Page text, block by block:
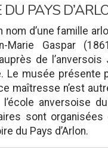
DU PAYS
nom d’une famille
Gaspar
de
Le musée présente
maîtresse n’est
anversoise
sont
du Pays d’Arlon.